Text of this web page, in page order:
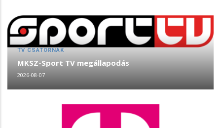
TV CSATORNÁK
MKSZ-Sport TV megállapodás
2026-08-07